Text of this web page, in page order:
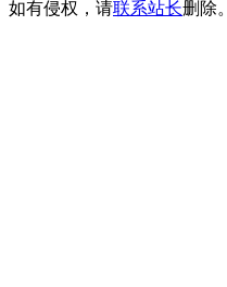
如有侵权，请联系站长删除。